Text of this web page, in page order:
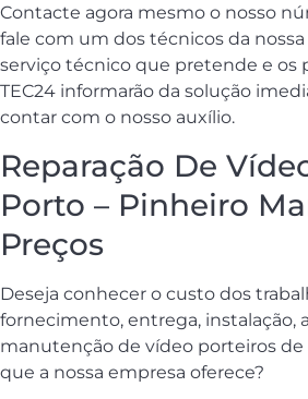
Contacte agora mesmo o nosso
fale com um dos técnicos da
serviço técnico que pretende e os
TEC24 informarão da solução
contar com o nosso auxílio.
Reparação De
Porto – Pinheiro
Preços
Deseja conhecer o custo dos
fornecimento, entrega, instalação,
manutenção de vídeo porteiros de
que a nossa empresa oferece?